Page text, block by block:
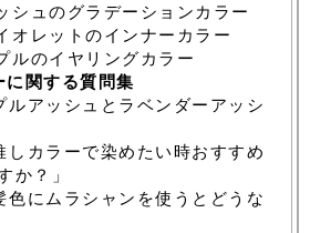
シュのグラデーションカラー
オレットのインナーカラー
ルのイヤリングカラー
関する質問集
ルアッシュとラベンダーアッシ
しカラーで染めたい時おすすめ
か？」
色にムラシャンを使うとどうな